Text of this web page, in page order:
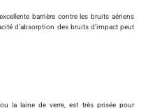
barrière contre les bruits aériens
d’absorption des bruits d’impact peut
la laine de verre, est très prisée pour